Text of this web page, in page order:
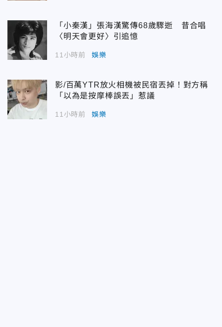
「小秦漢」張海漢驚傳68歲驟逝 昔合唱
〈明天會更好〉引追憶
11小時前 娛樂
影/百萬YTR放火相機被民宿丟掉！對方稱
「以為是按摩棒誤丟」惹議
11小時前 娛樂